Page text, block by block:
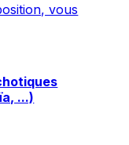
vous
...)